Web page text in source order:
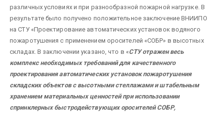
различных условиях и при разнообразной пожарной нагрузке. В
результате было получено положительное заключение ВНИИПО
на СТУ «Проектирование автоматических установок водяного
пожаротушения с применением оросителей «СОБР» в высотных
складах. В заключении указано, что в «СТУ отражен весь
комплекс необходимых требований для качественного
проектирования автоматических установок пожаротушения
складских объектов с высотными стеллажами и штабельным
хранением материальных ценностей при использовании
спринклерных быстродействующих оросителей СОБР,